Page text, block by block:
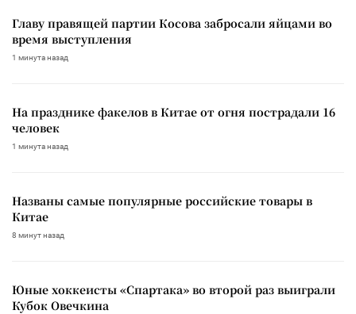
Главу правящей партии Косова забросали яйцами во
время выступления
1 минута назад
На празднике факелов в Китае от огня пострадали 16
человек
1 минута назад
Названы самые популярные российские товары в
Китае
8 минут назад
Юные хоккеисты «Спартака» во второй раз выиграли
Кубок Овечкина